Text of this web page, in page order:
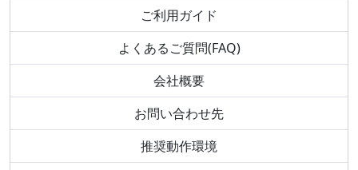
ご利用ガイド
よくあるご質問(FAQ)
会社概要
お問い合わせ先
推奨動作環境